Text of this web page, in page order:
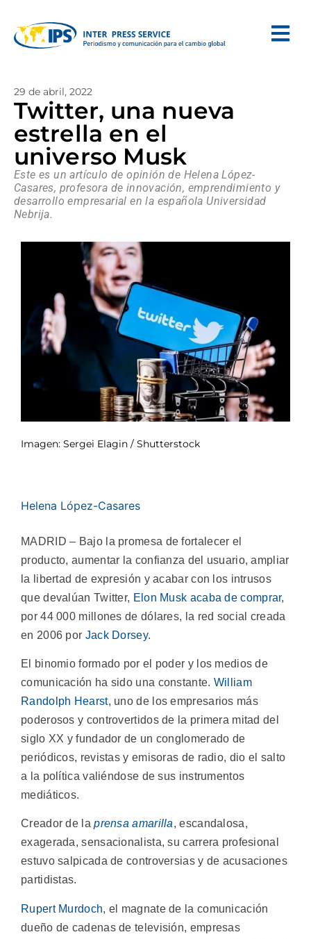
29 de abril, 2022
Twitter, una nueva
estrella en el
universo Musk
Este es un artículo de opinión de Helena López-
Casares, profesora de innovación, emprendimiento y
desarrollo empresarial en la española Universidad
Nebrija.
Imagen: Sergei Elagin / Shutterstock
Helena López-Casares
MADRID – Bajo la promesa de fortalecer el
producto, aumentar la confianza del usuario, ampliar
la libertad de expresión y acabar con los intrusos
que devalúan Twitter, Elon Musk acaba de comprar,
por 44 000 millones de dólares, la red social creada
en 2006 por Jack Dorsey.
El binomio formado por el poder y los medios de
comunicación ha sido una constante. William
Randolph Hearst, uno de los empresarios más
poderosos y controvertidos de la primera mitad del
siglo XX y fundador de un conglomerado de
periódicos, revistas y emisoras de radio, dio el salto
a la política valiéndose de sus instrumentos
mediáticos.
Creador de laprensa amarilla, escandalosa,
exagerada, sensacionalista, su carrera profesional
estuvo salpicada de controversias y de acusaciones
partidistas.
Rupert Murdoch, el magnate de la comunicación
dueño de cadenas de televisión, empresas